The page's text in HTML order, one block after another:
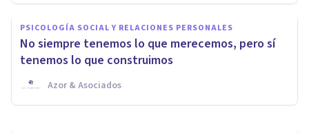
PSICOLOGÍA SOCIAL Y RELACIONES PERSONALES
No siempre tenemos lo que merecemos, pero sí
tenemos lo que construimos
Azor & Asociados
¿Qué son los Derechos
Asertivos?
Instituto Europeo De Psicología Positiva